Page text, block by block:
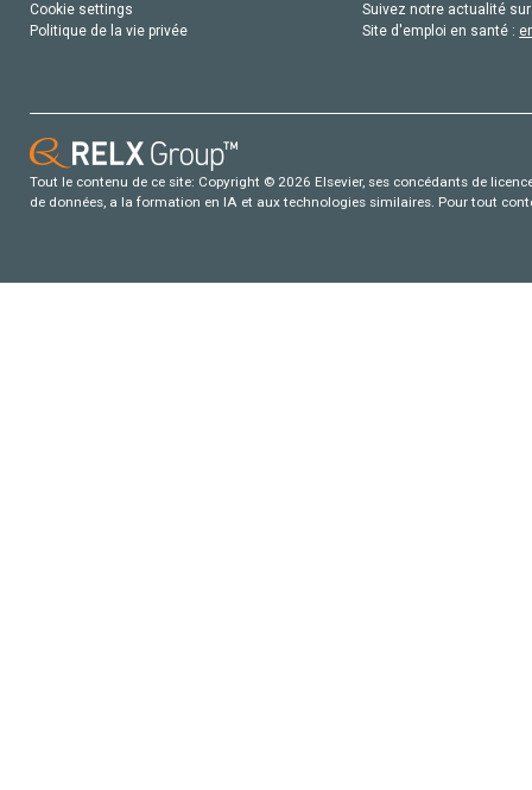
Cookie settings
Politique de la vie privée
Suivez notre actualité
Site d'emploi en santé :
Tout le contenu de ce site: Copyright © 2026 Elsevier, ses concédants de
de données, a la formation en IA et aux technologies similaires. Pour tout